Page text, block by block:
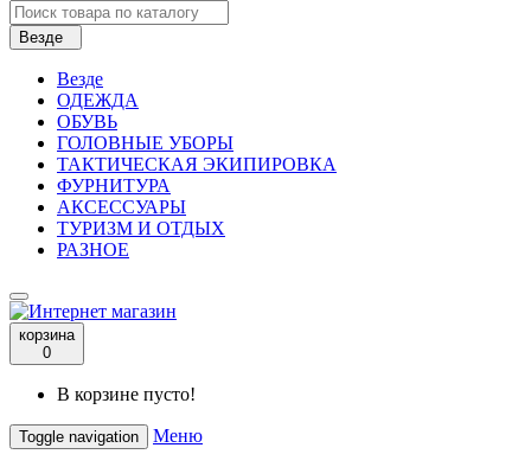
Везде
Везде
ОДЕЖДА
ОБУВЬ
ГОЛОВНЫЕ УБОРЫ
ТАКТИЧЕСКАЯ ЭКИПИРОВКА
ФУРНИТУРА
АКСЕССУАРЫ
ТУРИЗМ И ОТДЫХ
РАЗНОЕ
корзина
0
В корзине пусто!
Toggle navigation Меню